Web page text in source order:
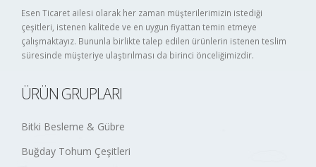
Esen Ticaret ailesi olarak her zaman müşterilerimizin istediği
çeşitleri, istenen kalitede ve en uygun fiyattan temin etmeye
çalışmaktayız. Bununla birlikte talep edilen ürünlerin istenen teslim
süresinde müşteriye ulaştırılması da birinci önceliğimizdir.
ÜRÜN GRUPLARI
Bitki Besleme & Gübre
Buğday Tohum Çeşitleri